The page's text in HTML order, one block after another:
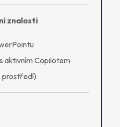
znalosti
aktivním Copilotem
prostředí)